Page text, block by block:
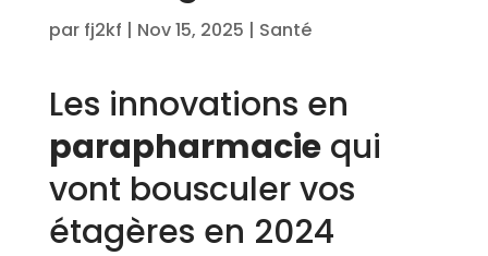
par fj2kf | Nov 15, 2025 | Santé
Les innovations en
parapharmaciequi
vont bousculer vos
étagères en 2024